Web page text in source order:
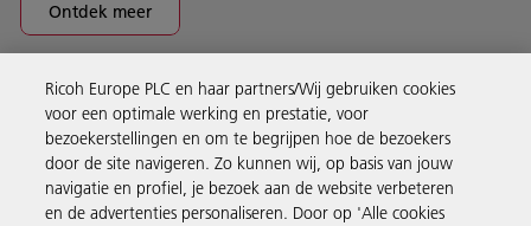
Ontdek meer
Business Solutions
Producten en services
Ricoh Europe PLC en haar partners/Wij gebruiken cookies
voor een optimale werking en prestatie, voor
bezoekerstellingen en om te begrijpen hoe de bezoekers
door de site navigeren. Zo kunnen wij, op basis van jouw
navigatie en profiel, je bezoek aan de website verbeteren
en de advertenties personaliseren. Door op 'Alle cookies